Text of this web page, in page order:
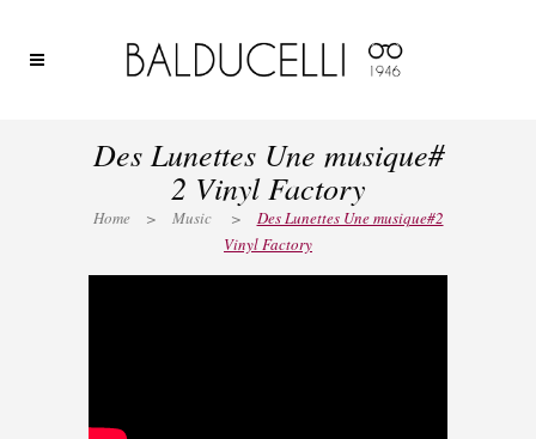
Des Lunettes Une musique#
2 Vinyl Factory
Home > Music >
Des Lunettes Une musique#2
Vinyl Factory